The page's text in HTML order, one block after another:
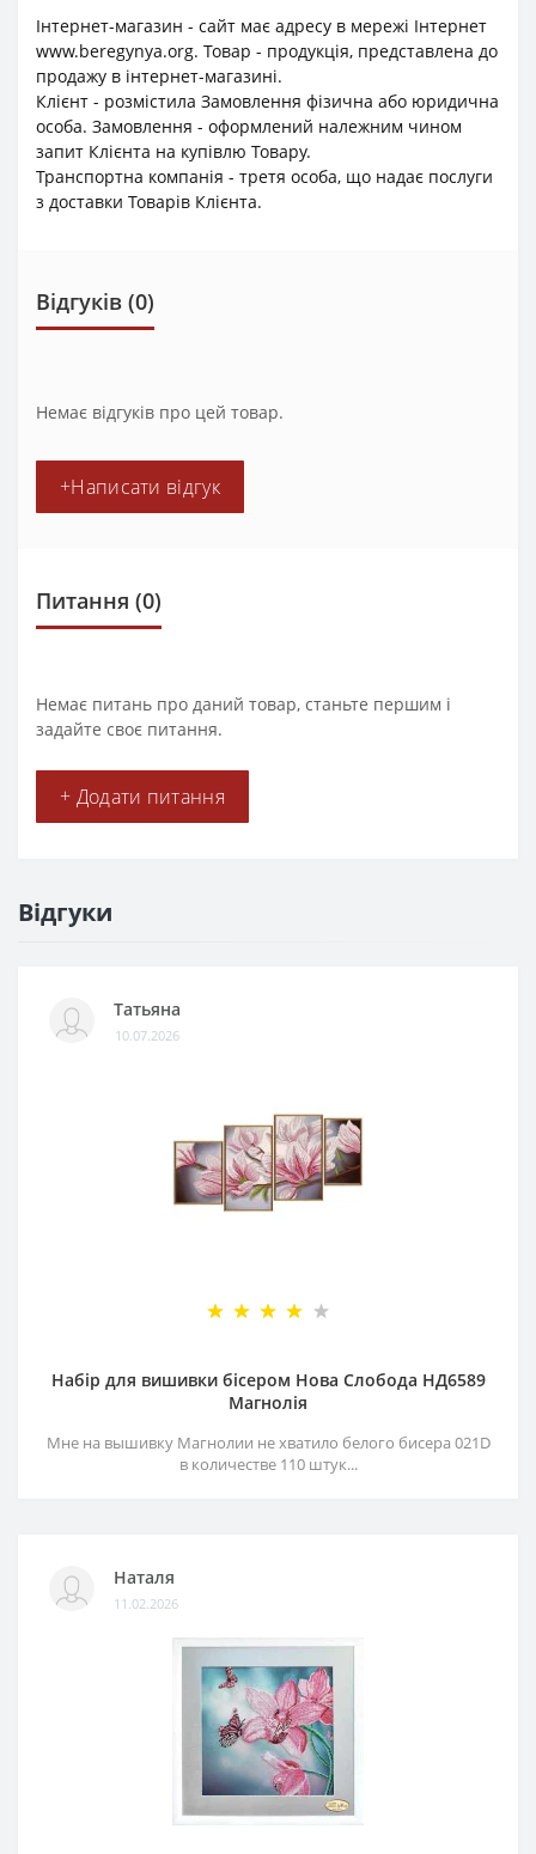
Інтернет-магазин - сайт має адресу в мережі Інтернет
www.beregynya.org. Товар - продукція, представлена до
продажу в інтернет-магазині.
Клієнт - розмістила Замовлення фізична або юридична
особа. Замовлення - оформлений належним чином
запит Клієнта на купівлю Товару.
Транспортна компанія - третя особа, що надає послуги
з доставки Товарів Клієнта.
Відгуків (0)
Немає відгуків про цей товар.
+Написати відгук
Питання (0)
Немає питань про даний товар, станьте першим і
задайте своє питання.
+ Додати питання
Відгуки
Татьяна
10.07.2026
Набір для вишивки бісером Нова Слобода НД6589
Магнолія
Мне на вышивку Магнолии не хватило белого бисера 021D
в количестве 110 штук...
Наталя
11.02.2026